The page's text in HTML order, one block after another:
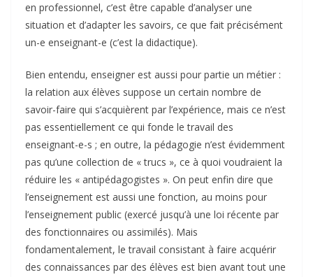
en professionnel, c’est être capable d’analyser une
situation et d’adapter les savoirs, ce que fait précisément
un-e enseignant-e (c’est la didactique).
Bien entendu, enseigner est aussi pour partie un métier :
la relation aux élèves suppose un certain nombre de
savoir-faire qui s’acquièrent par l’expérience, mais ce n’est
pas essentiellement ce qui fonde le travail des
enseignant-e-s ; en outre, la pédagogie n’est évidemment
pas qu’une collection de « trucs », ce à quoi voudraient la
réduire les « antipédagogistes ». On peut enfin dire que
l’enseignement est aussi une fonction, au moins pour
l’enseignement public (exercé jusqu’à une loi récente par
des fonctionnaires ou assimilés). Mais
fondamentalement, le travail consistant à faire acquérir
des connaissances par des élèves est bien avant tout une